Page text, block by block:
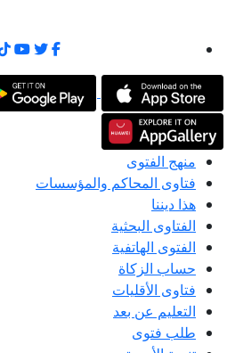
منهج الفتوى
فتاوى المحاكم والمؤسسات
هذا ديننا
الفتاوى البحثية
الفتوى الهاتفية
حساب الزكاة
فتاوى الأقليات
التعليم عن بعد
طلب فتوى